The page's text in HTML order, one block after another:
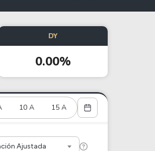
DY
0.00%
10 A 15 A
Ajustada